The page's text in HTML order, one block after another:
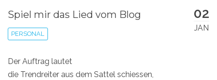
02
JAN
Spiel mir das Lied vom Blog
PERSONAL
Der Auftrag lautet
die Trendreiter aus dem Sattel schiessen,